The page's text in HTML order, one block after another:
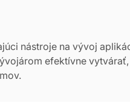
nástroje na vývoj
efektívne